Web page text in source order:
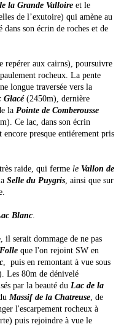
la Grande Valloire et le
de l’exutoire) qui amène au
son écrin de roches et de
repérer aux cairns), poursuivre
rocheux. La pente
longue traversée vers la
Glacé(2450m), dernière
la Pointe de Comberousse
Ce lac, dans son écrin
presque entiérement pris
raide, qui ferme le Vallon de
Selle du Puygris, ainsi que sur
Blanc.
il serait dommage de ne pas
que l'on rejoint SW en
, puis en remontant à vue sous
Les 80m de dénivelé
par la beauté du Lac de la
Massif de la Chatreuse, de
l'escarpement rocheux à
puis rejoindre à vue le